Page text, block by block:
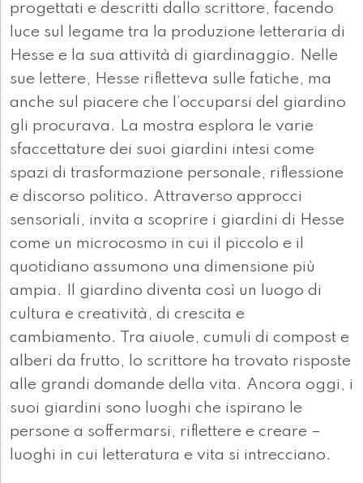
progettati e descritti dallo scrittore, facendo
luce sul legame tra la produzione letteraria di
Hesse e la sua attività di giardinaggio. Nelle
sue lettere, Hesse rifletteva sulle fatiche, ma
anche sul piacere che l’occuparsi del giardino
gli procurava. La mostra esplora le varie
sfaccettature dei suoi giardini intesi come
spazi di trasformazione personale, riflessione
e discorso politico. Attraverso approcci
sensoriali, invita a scoprire i giardini di Hesse
come un microcosmo in cui il piccolo e il
quotidiano assumono una dimensione più
ampia. Il giardino diventa così un luogo di
cultura e creatività, di crescita e
cambiamento. Tra aiuole, cumuli di compost e
alberi da frutto, lo scrittore ha trovato risposte
alle grandi domande della vita. Ancora oggi, i
suoi giardini sono luoghi che ispirano le
persone a soffermarsi, riflettere e creare –
luoghi in cui letteratura e vita si intrecciano.